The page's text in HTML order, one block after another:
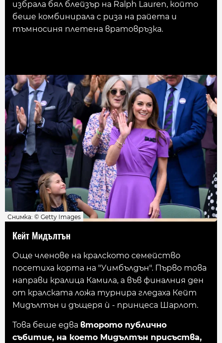
избрала бял блейзър на Ralph Lauren, който
беше комбинирала с риза на райета и
тъмносиня плетена вратовръзка.
Снимка: © Getty Images
Кейт Мидълтън
Още членове на кралското семейство
посетиха корта на "Уимбълдън". Първо това
направи кралица Камила, а във финалния ден
от кралската ложа турнира гледаха Кейт
Мидълтън и дъщеря ѝ - принцеса Шарлот.
Това беше едва второто публично
събитие, на което Мидълтън присъства,